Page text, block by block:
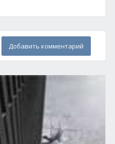
Добавить комментарий